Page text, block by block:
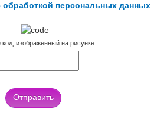
обработкой персональных данных
код, изображенный на рисунке
Отправить